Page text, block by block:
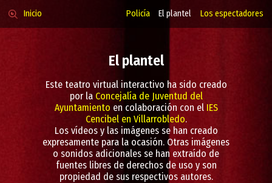
Inicio Policía El plantel Los espectadores
El plantel
Este teatro virtual interactivo ha sido creado
por la Concejalía de Juventud del
Ayuntamiento en colaboración con el IES
Cencibel en Villarrobledo.
Los vídeos y las imágenes se han creado
expresamente para la ocasión. Otras imágenes
o sonidos adicionales se han extraído de
fuentes libres de derechos de uso y son
propiedad de sus respectivos autores.